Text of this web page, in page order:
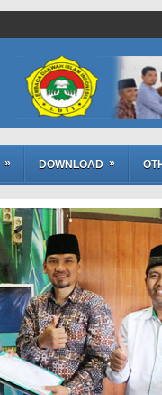
» DOWNLOAD »